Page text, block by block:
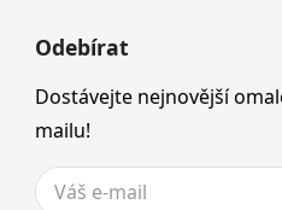
Odebírat
Dostávejte nejnovější
mailu!